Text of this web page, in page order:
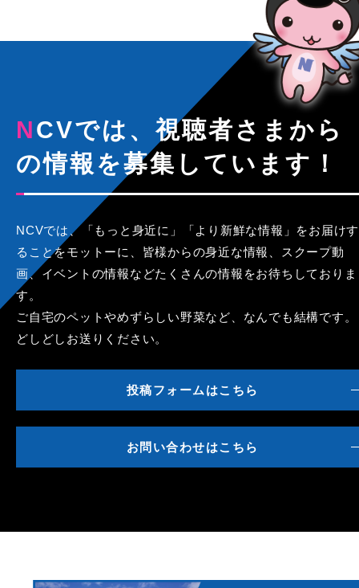
NCVでは、視聴者さまから
の情報を募集しています！
NCVでは、「もっと身近に」「より新鮮な情報」をお届けす
ることをモットーに、皆様からの身近な情報、スクープ動
画、イベントの情報などたくさんの情報をお待ちしておりま
す。
ご自宅のペットやめずらしい野菜など、なんでも結構です。
どしどしお送りください。
投稿フォームはこちら
お問い合わせはこちら